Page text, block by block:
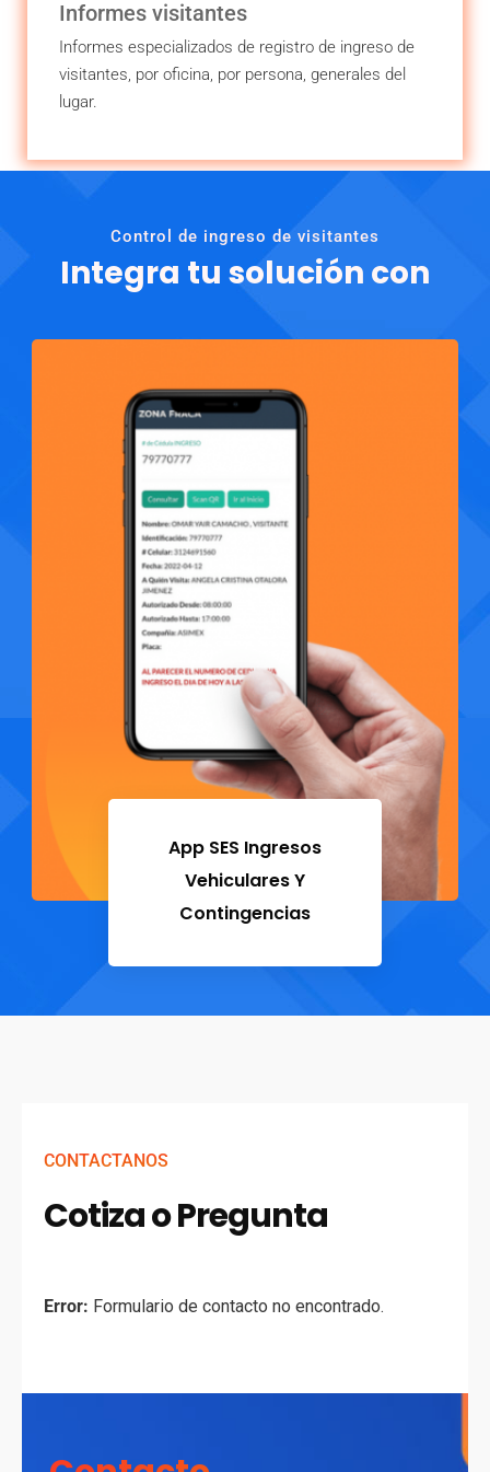
Informes visitantes
Informes especializados de registro de ingreso de
visitantes, por oficina, por persona, generales del
lugar.
Control de ingreso de visitantes
Integra tu solución con
App SES Ingresos
Vehiculares Y
Contingencias
CONTACTANOS
Cotiza o Pregunta
Error: Formulario de contacto no encontrado.